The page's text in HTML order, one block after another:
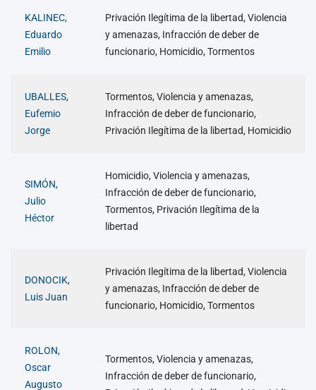
KALINEC,
Eduardo
Emilio
Privación Ilegítima de la libertad, Violencia
y amenazas, Infracción de deber de
funcionario, Homicidio, Tormentos
UBALLES,
Eufemio
Jorge
Tormentos, Violencia y amenazas,
Infracción de deber de funcionario,
Privación Ilegítima de la libertad, Homicidio
SIMÓN,
Julio
Héctor
Homicidio, Violencia y amenazas,
Infracción de deber de funcionario,
Tormentos, Privación Ilegítima de la
libertad
DONOCIK,
Luis Juan
Privación Ilegítima de la libertad, Violencia
y amenazas, Infracción de deber de
funcionario, Homicidio, Tormentos
ROLON,
Oscar
Augusto
Tormentos, Violencia y amenazas,
Infracción de deber de funcionario,